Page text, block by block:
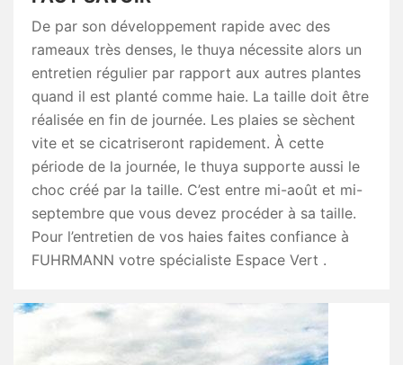
De par son développement rapide avec des
rameaux très denses, le thuya nécessite alors un
entretien régulier par rapport aux autres plantes
quand il est planté comme haie. La taille doit être
réalisée en fin de journée. Les plaies se sèchent
vite et se cicatriseront rapidement. À cette
période de la journée, le thuya supporte aussi le
choc créé par la taille. C’est entre mi-août et mi-
septembre que vous devez procéder à sa taille.
Pour l’entretien de vos haies faites confiance à
FUHRMANN votre spécialiste Espace Vert .